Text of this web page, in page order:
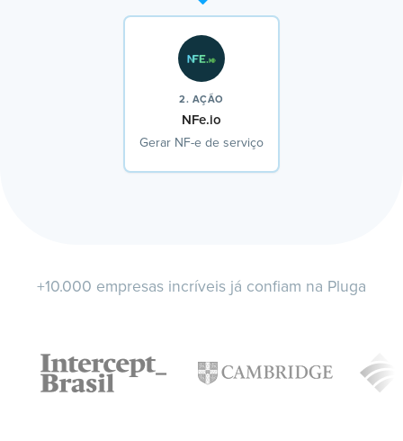
2. AÇÃO
NFe.io
Gerar NF-e de serviço
+10.000 empresas incríveis já confiam na Pluga